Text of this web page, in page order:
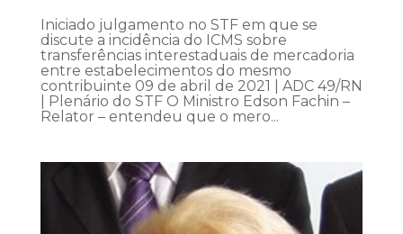
Iniciado julgamento no STF em que se
discute a incidência do ICMS sobre
transferências interestaduais de mercadoria
entre estabelecimentos do mesmo
contribuinte 09 de abril de 2021 | ADC 49/RN
| Plenário do STF O Ministro Edson Fachin –
Relator – entendeu que o mero...